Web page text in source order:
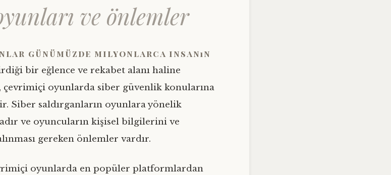
ve önlemler
günümüzde milyonlarca insanın
bir eğlence ve rekabet alanı haline
çevrimiçi oyunlarda siber güvenlik konularına
Siber saldırganların oyunlara yönelik
ve oyuncuların kişisel bilgilerini ve
gereken önlemler vardır.
oyunlarda en popüler platformlardan